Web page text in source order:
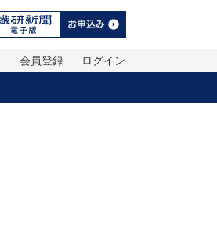
ログイン
会員登録